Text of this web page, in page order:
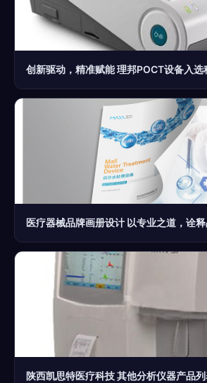
医疗器械品牌画册设计 以专业之道，诠